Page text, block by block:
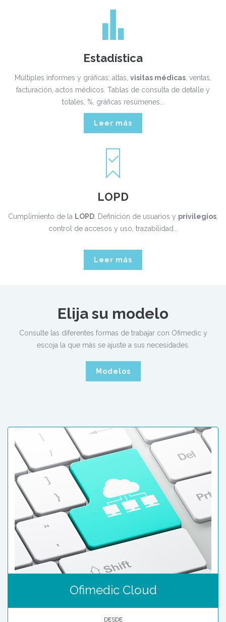
Estadística
Múltiples informes y gráficas; altas, visitas médicas , ventas,
facturación, actos médicos. Tablas de consulta de detalle y
totales, %, gráficas resúmenes...
Leer más
LOPD
Cumplimiento de la LOPD . Definición de usuarios y privilegios
control de accesos y uso, trazabilidad...
Leer más
Elija su modelo
Consulte las diferentes formas de trabajar con Ofimedic y
escoja la que más se ajuste a sus necesidades.
Modelos
Ofimedic Cloud
DESDE